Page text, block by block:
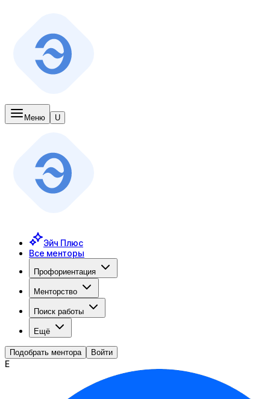
Меню U
Эйч Плюс
Все менторы
Профориентация
Менторство
Поиск работы
Ещё
Подобрать ментора Войти
Е